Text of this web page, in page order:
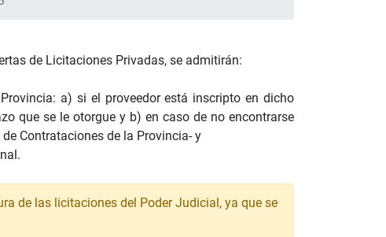
de Licitaciones Privadas, se admitirán:
a) si el proveedor está inscripto en dicho
que se le otorgue y b) en caso de no encontrarse
Contrataciones de la Provincia- y
de las licitaciones del Poder Judicial, ya que se